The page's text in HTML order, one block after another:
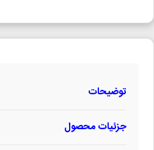
توضیحات
جزئیات محصول